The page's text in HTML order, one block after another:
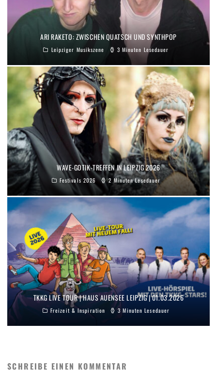
ARI RAKETO: ZWISCHEN QUATSCH UND SYNTHPOP
Leipziger Musikszene 3 Minuten Lesedauer
WAVE-GOTIK-TREFFEN IN LEIPZIG 2026
Festivals 2026 2 Minuten Lesedauer
TKKG LIVE TOUR | HAUS AUENSEE LEIPZIG | 01.03.2026
Freizeit & Inspiration 3 Minuten Lesedauer
SCHREIBE EINEN KOMMENTAR